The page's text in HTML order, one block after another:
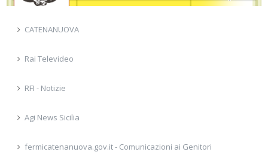
CATENANUOVA
Rai Televideo
RFI - Notizie
Agi News Sicilia
fermicatenanuova.gov.it - Comunicazioni ai Genitori